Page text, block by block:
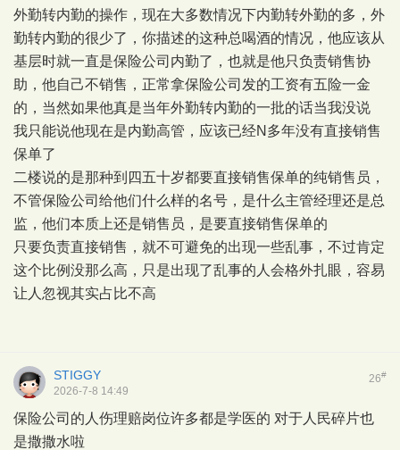
外勤转内勤的操作，现在大多数情况下内勤转外勤的多，外
勤转内勤的很少了，你描述的这种总喝酒的情况，他应该从
基层时就一直是保险公司内勤了，也就是他只负责销售协
助，他自己不销售，正常拿保险公司发的工资有五险一金
的，当然如果他真是当年外勤转内勤的一批的话当我没说
我只能说他现在是内勤高管，应该已经N多年没有直接销售
保单了
二楼说的是那种到四五十岁都要直接销售保单的纯销售员，
不管保险公司给他们什么样的名号，是什么主管经理还是总
监，他们本质上还是销售员，是要直接销售保单的
只要负责直接销售，就不可避免的出现一些乱事，不过肯定
这个比例没那么高，只是出现了乱事的人会格外扎眼，容易
让人忽视其实占比不高
26#
STIGGY
2026-7-8 14:49
保险公司的人伤理赔岗位许多都是学医的 对于人民碎片也
是撒撒水啦